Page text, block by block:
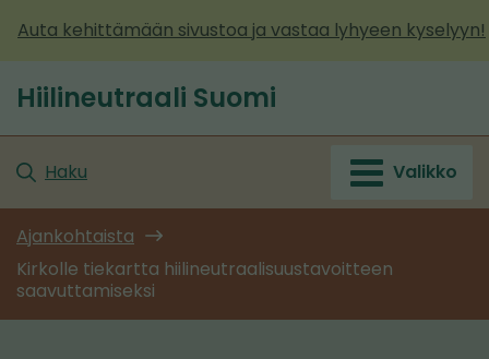
sisältöön
Auta kehittämään sivustoa ja vastaa lyhyeen kyselyyn!
Etusivu
Hiilineutraali Suomi
Haku Valikko
Ajankohtaista
Kirkolle tiekartta hiilineutraalisuustavoitteen
saavuttamiseksi